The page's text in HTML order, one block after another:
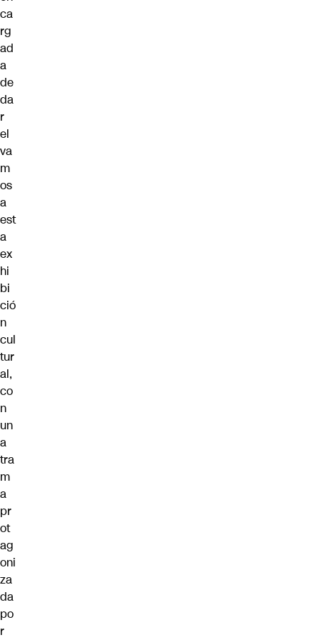
ca
rg
ad
a
de
da
r
el
va
m
os
a
est
a
ex
hi
bi
ció
n
cul
tur
al,
co
n
un
a
tra
m
a
pr
ot
ag
oni
za
da
po
r